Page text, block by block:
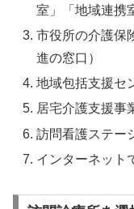
室」「地域連携
市役所の介護保
進の窓口）
地域包括支援セ
居宅介護支援事
訪問看護ステー
インターネット